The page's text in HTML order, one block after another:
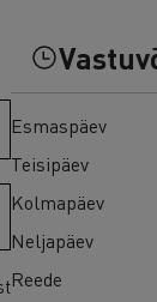
Esmaspäev
Teisipäev
Kolmapäev
Neljapäev
Reede